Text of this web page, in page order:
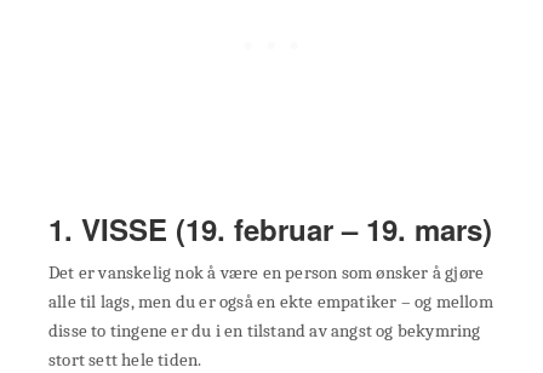
1. VISSE (19. februar – 19. mars)
Det er vanskelig nok å være en person som ønsker å gjøre
alle til lags, men du er også en ekte empatiker – og mellom
disse to tingene er du i en tilstand av angst og bekymring
stort sett hele tiden.